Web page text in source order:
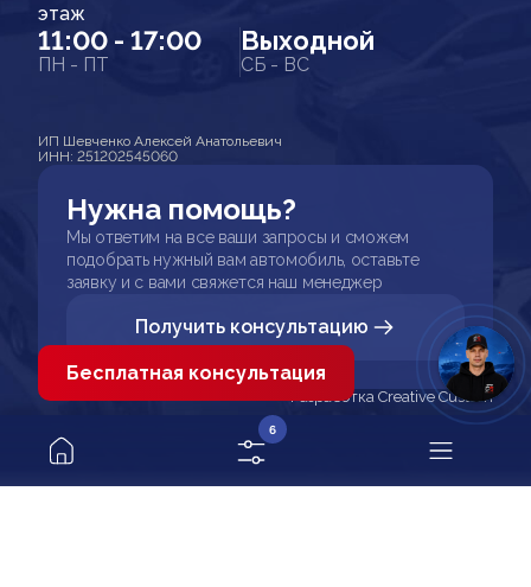
этаж
11:00 - 17:00
ПН - ПТ
Выходной
СБ - ВС
ИП Шевченко Алексей Анатольевич
ИНН: 251202545060
Нужна помощь?
Мы ответим на все ваши запросы и сможем
подобрать нужный вам автомобиль, оставьте
заявку и с вами свяжется наш менеджер
Получить консультацию
Разработка Creative Custom
6
Бесплатная консультация